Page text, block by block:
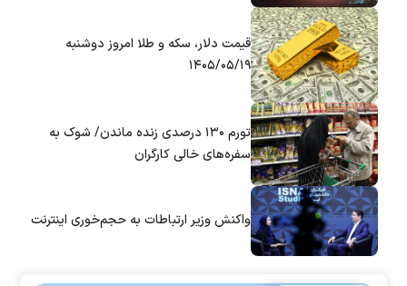
قیمت دلار، سکه و طلا امروز دوشنبه
۱۴۰۵/۰۵/۱۹
تورم ۱۳۰ درصدی زنده ماندن/ شوک به
سفره‌های خالی کارگران
واکنش وزیر ارتباطات به حجم‌خوری اینترنت